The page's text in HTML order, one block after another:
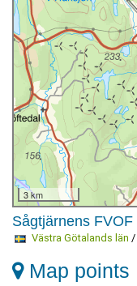
3 km
Sågtjärnens FVOF
Västra Götalands län /
Map points